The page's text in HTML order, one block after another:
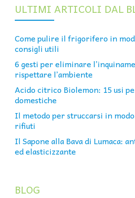
ULTIMI ARTICOLI DAL
Come pulire il frigorifero in
consigli utili
6 gesti per eliminare
rispettare l’ambiente
Acido citrico Biolemon: 15 usi
domestiche
Il metodo per struccarsi in
rifiuti
Il Sapone alla Bava di Lumaca:
ed elasticizzante
BLOG